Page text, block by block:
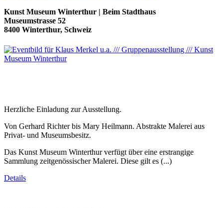
Kunst Museum Winterthur | Beim Stadthaus
Museumstrasse 52
8400 Winterthur, Schweiz
Herzliche Einladung zur Ausstellung.
Von Gerhard Richter bis Mary Heilmann. Abstrakte Malerei aus
Privat- und Museumsbesitz.
Das Kunst Museum Winterthur verfügt über eine erstrangige
Sammlung zeitgenössischer Malerei. Diese gilt es (...)
Details